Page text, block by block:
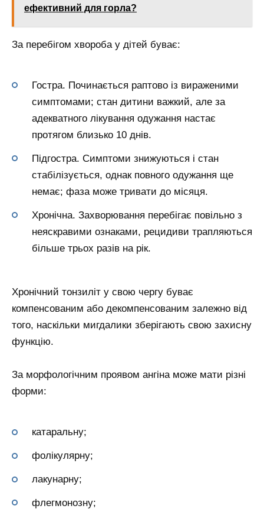
ефективний для горла?
За перебігом хвороба у дітей буває:
Гостра. Починається раптово із вираженими
симптомами; стан дитини важкий, але за
адекватного лікування одужання настає
протягом близько 10 днів.
Підгостра. Симптоми знижуються і стан
стабілізується, однак повного одужання ще
немає; фаза може тривати до місяця.
Хронічна. Захворювання перебігає повільно з
неяскравими ознаками, рецидиви трапляються
більше трьох разів на рік.
Хронічний тонзиліт у свою чергу буває
компенсованим або декомпенсованим залежно від
того, наскільки мигдалики зберігають свою захисну
функцію.
За морфологічним проявом ангіна може мати різні
форми:
катаральну;
фолікулярну;
лакунарну;
флегмонозну;